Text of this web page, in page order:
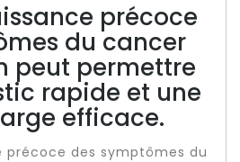
précoce
du cancer
peut permettre
rapide et une
efficace.
précoce des symptômes du